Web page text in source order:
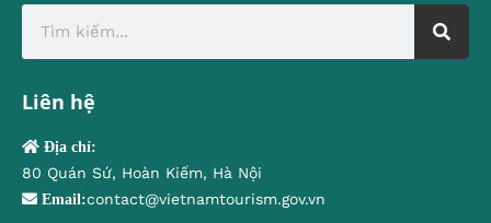
Liên hệ
Địa chỉ:
80 Quán Sứ, Hoàn Kiếm, Hà Nội
Email:contact@vietnamtourism.gov.vn